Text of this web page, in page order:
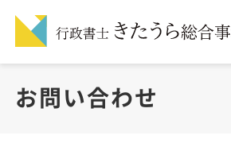
お問い合わせ